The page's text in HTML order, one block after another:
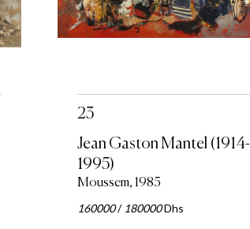
23
Jean Gaston Mantel (1914-
1995)
Moussem, 1985
160000/ 180000Dhs